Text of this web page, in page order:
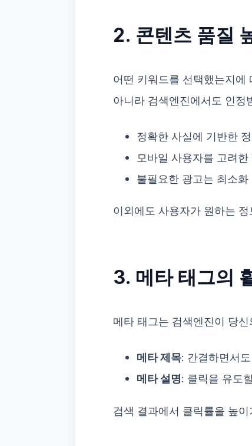
2. 콘텐츠 품질
어떤 키워드를 선택했는지에
아니라 검색엔진에서도 인정
정확한 사실에 기반한
모바일 사용자를 고려
불필요한 광고는 최소화
이외에도 사용자가 원하는
3. 메타 태그의
메타 태그는 검색엔진이 당
메타 제목: 간결하면서
메타 설명: 클릭을 유도
검색 결과에서 클릭률을 높